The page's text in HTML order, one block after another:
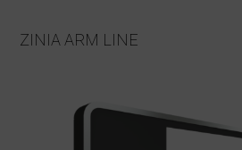
ZINIA ARM LINE